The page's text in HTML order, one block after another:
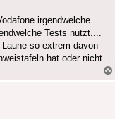
irgendwelche
Tests nutzt....
so extrem davon
hat oder nicht.